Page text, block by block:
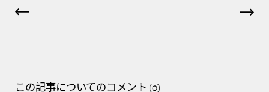
この記事についてのコメント (0)